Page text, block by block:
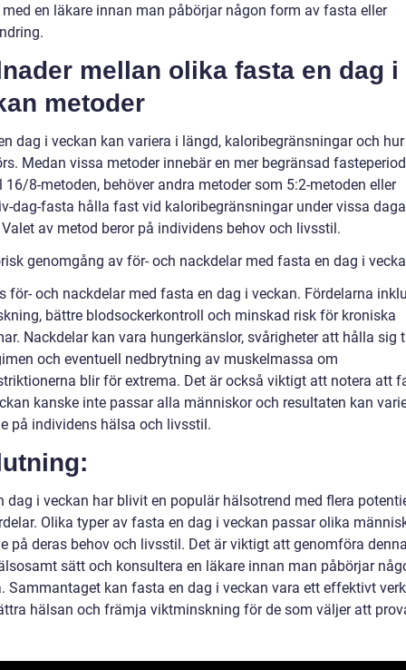
en läkare innan man påbörjar någon form av fasta eller
mellan olika fasta en dag i
metoder
dag i veckan kan variera i längd, kaloribegränsningar och
Medan vissa metoder innebär en mer begränsad
16/8-metoden, behöver andra metoder som 5:2-metoden eller
dag-fasta hålla fast vid kaloribegränsningar under vissa
av metod beror på individens behov och livsstil.
genomgång av för- och nackdelar med fasta en dag i
för- och nackdelar med fasta en dag i veckan. Fördelarna
bättre blodsockerkontroll och minskad risk för kroniska
Nackdelar kan vara hungerkänslor, svårigheter att hålla sig
och eventuell nedbrytning av muskelmassa om
blir för extrema. Det är också viktigt att notera att
kanske inte passar alla människor och resultaten kan
på individens hälsa och livsstil.
dag i veckan har blivit en populär hälsotrend med flera
Olika typer av fasta en dag i veckan passar olika
på deras behov och livsstil. Det är viktigt att genomföra
sätt och konsultera en läkare innan man påbörjar
Sammantaget kan fasta en dag i veckan vara ett effektivt
hälsan och främja viktminskning för de som väljer att